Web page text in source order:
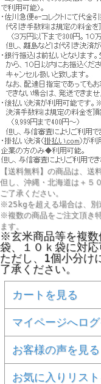
▼ 商品
価格:594円(
[ポイント還元 5ポ
注文
商品説明
『
ら
き
お
と
丸
大
け
必
が
お
大
【送料無料】の商品は、送
但し、 沖縄・北海道は＋５
ご了承ください。
※25kgを超える場合は、別
※複数の商品をご注文頂き
ます。
※玄米商品等を複数
袋、１０ｋ袋に対応
ただし、1個小分け
了承ください。
カートを見る
マイページへロ
お客様の声を見る
お気に入りリス